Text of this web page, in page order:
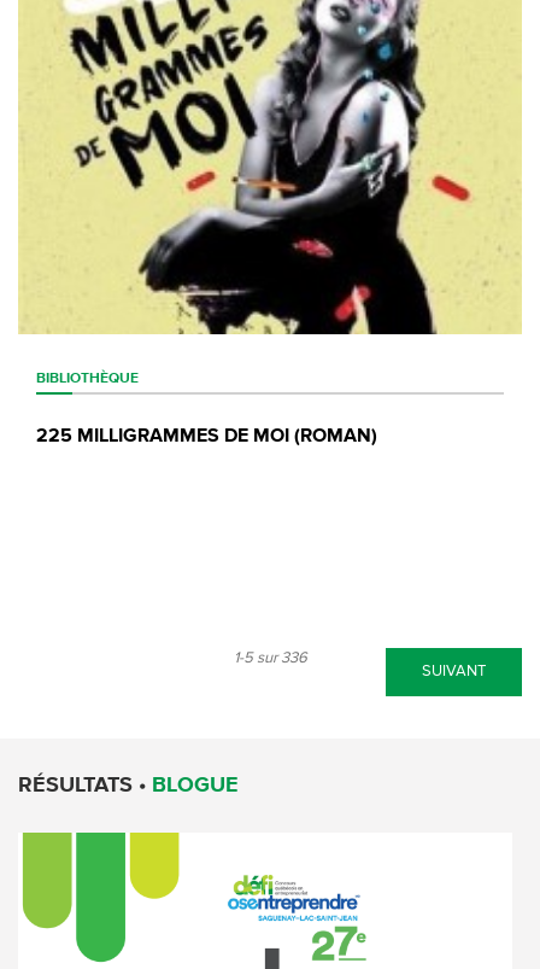
BIBLIOTHÈQUE
225 MILLIGRAMMES DE MOI (ROMAN)
SUIVANT
1-5 sur 336
RÉSULTATS • BLOGUE